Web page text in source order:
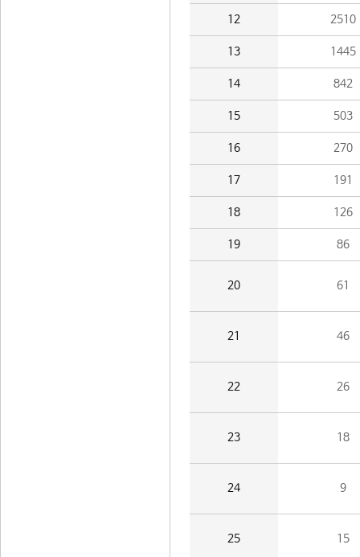
12 2510
13 1445
14 842
15 503
16 270
17 191
18 126
19 86
20 61
21 46
22 26
23 18
24 9
25 15